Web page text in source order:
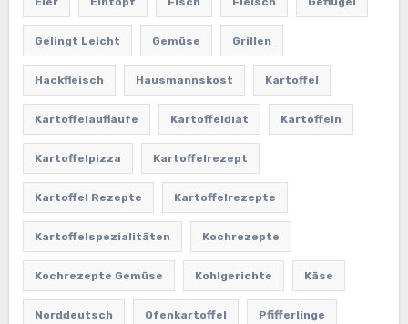
Gelingt Leicht Gemüse Grillen
Hackfleisch Hausmannskost Kartoffel
Kartoffelaufläufe Kartoffeldiät Kartoffeln
Kartoffelpizza Kartoffelrezept
Kartoffel Rezepte Kartoffelrezepte
Kartoffelspezialitäten Kochrezepte
Kochrezepte Gemüse Kohlgerichte Käse
Norddeutsch Ofenkartoffel Pfifferlinge